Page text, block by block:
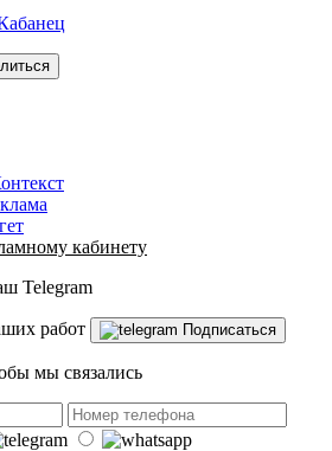
кабинету
Telegram
работ Подписаться
мы связались